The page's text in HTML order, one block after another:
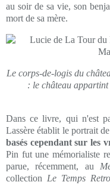
au soir de sa vie, son
mort de sa mère.
Le corps-de-logis du
: le château
Dans ce livre, qui n'est
Lassère établit le portrait
basés cependant sur les
Pin fut une mémorialiste
parue, récemment, au
collection Le Temps